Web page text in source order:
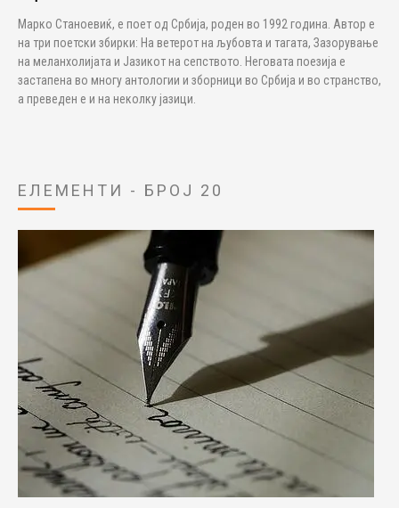
Марко Станоевиќ, е поет од Србија, роден во 1992 година. Автор е
на три поетски збирки: На ветерот на љубовта и тагата, Зазорување
на меланхолијата и Јазикот на сепството. Неговата поезија е
застапена во многу антологии и зборници во Србија и во странство,
а преведен е и на неколку јазици.
ЕЛЕМЕНТИ - БРОЈ 20